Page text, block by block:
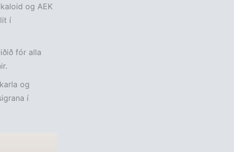
og AEK
í
fór alla
og
í